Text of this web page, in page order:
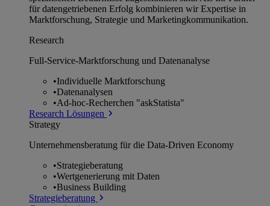
für datengetriebenen Erfolg kombinieren wir Expertise in
Marktforschung, Strategie und Marketingkommunikation.
Research
Full-Service-Marktforschung und Datenanalyse
•Individuelle Marktforschung
•Datenanalysen
•Ad-hoc-Recherchen "askStatista"
Research Lösungen
Strategy
Unternehmens­beratung für die Data-Driven Economy
•Strategieberatung
•Wertgenerierung mit Daten
•Business Building
Strategieberatung